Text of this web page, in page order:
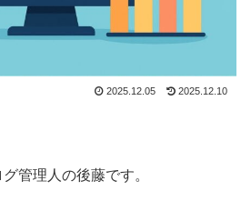
2025.12.05 2025.12.10
管理人の後藤です。